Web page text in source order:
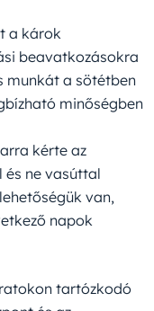
a károk
beavatkozásokra
munkát a sötétben
minőségben
kérte az
és ne vasúttal
van,
napok
tartózkodó